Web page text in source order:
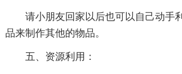
请小朋友回家以后也可以自己动手
品来制作其他的物品。
五、资源利用：